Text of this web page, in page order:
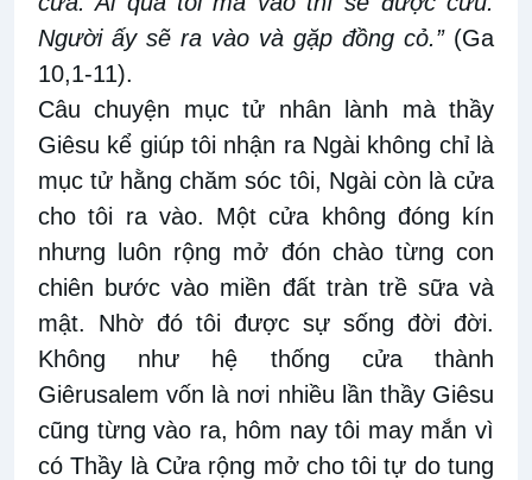
Người ấy sẽ ra vào và gặp đồng cỏ.”(Ga
10,1-11).
Câu chuyện mục tử nhân lành mà thầy
Giêsu kể giúp tôi nhận ra Ngài không chỉ là
mục tử hằng chăm sóc tôi, Ngài còn là cửa
cho tôi ra vào. Một cửa không đóng kín
nhưng luôn rộng mở đón chào từng con
chiên bước vào miền đất tràn trề sữa và
mật. Nhờ đó tôi được sự sống đời đời.
Không như hệ thống cửa thành
Giêrusalem vốn là nơi nhiều lần thầy Giêsu
cũng từng vào ra, hôm nay tôi may mắn vì
có Thầy là Cửa rộng mở cho tôi tự do tung